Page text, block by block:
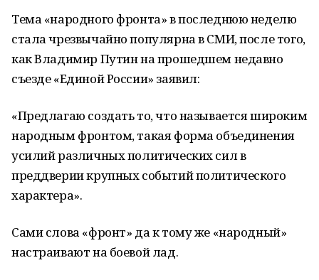
Тема «народного фронта» в последнюю неделю
стала чрезвычайно популярна в СМИ, после того,
как Владимир Путин на прошедшем недавно
съезде «Единой России» заявил:
«Предлагаю создать то, что называется широким
народным фронтом, такая форма объединения
усилий различных политических сил в
преддверии крупных событий политического
характера».
Сами слова «фронт» да к тому же «народный»
настраивают на боевой лад.